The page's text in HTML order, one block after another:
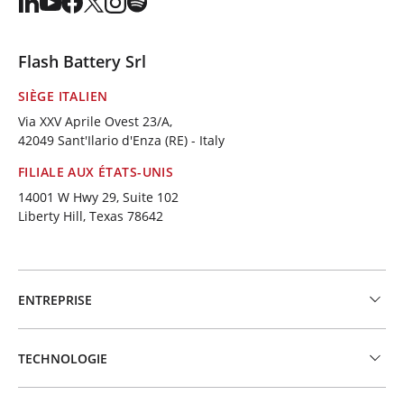
Flash Battery Srl
SIÈGE ITALIEN
Via XXV Aprile Ovest 23/A,
42049 Sant'Ilario d'Enza (RE) - Italy
FILIALE AUX ÉTATS-UNIS
14001 W Hwy 29, Suite 102
Liberty Hill, Texas 78642
ENTREPRISE
TECHNOLOGIE